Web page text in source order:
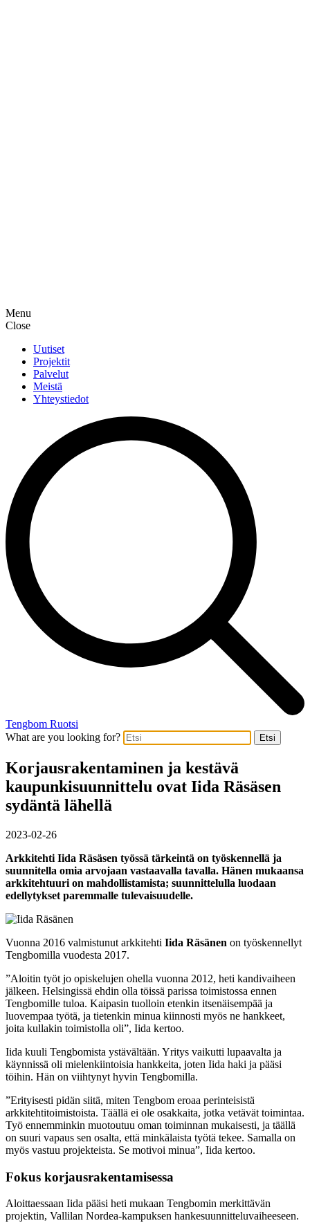
Menu
Close
Uutiset
Projektit
Palvelut
Meistä
Yhteystiedot
Tengbom Ruotsi
What are you looking for?
Etsi
Korjausrakentaminen ja kestävä
kaupunkisuunnittelu ovat Iida Räsäsen
sydäntä lähellä
2023-02-26
Arkkitehti Iida Räsäsen työssä tärkeintä on työskennellä ja
suunnitella omia arvojaan vastaavalla tavalla. Hänen mukaansa
arkkitehtuuri on mahdollistamista; suunnittelulla luodaan
edellytykset paremmalle tulevaisuudelle.
Vuonna 2016 valmistunut arkkitehti Iida Räsänen on työskennellyt
Tengbomilla vuodesta 2017.
”Aloitin työt jo opiskelujen ohella vuonna 2012, heti kandivaiheen
jälkeen. Helsingissä ehdin olla töissä parissa toimistossa ennen
Tengbomille tuloa. Kaipasin tuolloin etenkin itsenäisempää ja
luovempaa työtä, ja tietenkin minua kiinnosti myös ne hankkeet,
joita kullakin toimistolla oli”, Iida kertoo.
Iida kuuli Tengbomista ystävältään. Yritys vaikutti lupaavalta ja
käynnissä oli mielenkiintoisia hankkeita, joten Iida haki ja pääsi
töihin. Hän on viihtynyt hyvin Tengbomilla.
”Erityisesti pidän siitä, miten Tengbom eroaa perinteisistä
arkkitehtitoimistoista. Täällä ei ole osakkaita, jotka vetävät toimintaa.
Työ ennemminkin muotoutuu oman toiminnan mukaisesti, ja täällä
on suuri vapaus sen osalta, että minkälaista työtä tekee. Samalla on
myös vastuu projekteista. Se motivoi minua”, Iida kertoo.
Fokus korjausrakentamisessa
Aloittaessaan Iida pääsi heti mukaan Tengbomin merkittävän
projektin, Vallilan Nordea-kampuksen hankesuunnitteluvaiheeseen.